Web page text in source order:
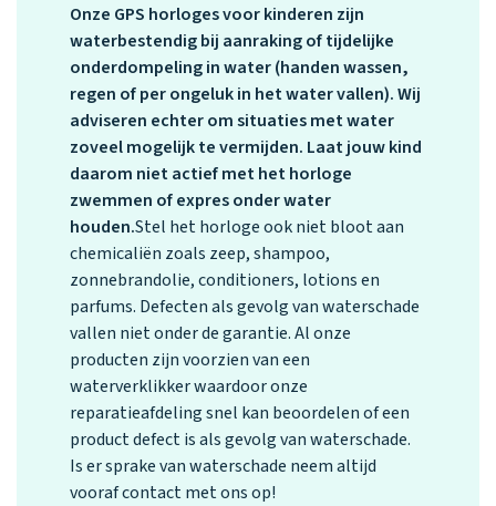
Onze GPS horloges voor kinderen zijn
waterbestendig bij aanraking of tijdelijke
onderdompeling in water (handen wassen,
regen of per ongeluk in het water vallen). Wij
adviseren echter om situaties met water
zoveel mogelijk te vermijden. Laat jouw kind
daarom niet actief met het horloge
zwemmen of expres onder water
houden.Stel het horloge ook niet bloot aan
chemicaliën zoals zeep, shampoo,
zonnebrandolie, conditioners, lotions en
parfums. Defecten als gevolg van waterschade
vallen niet onder de garantie. Al onze
producten zijn voorzien van een
waterverklikker waardoor onze
reparatieafdeling snel kan beoordelen of een
product defect is als gevolg van waterschade.
Is er sprake van waterschade neem altijd
vooraf contact met ons op!